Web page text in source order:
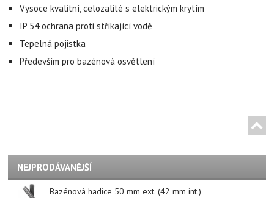
Vysoce kvalitní, celozalité s elektrickým krytím
IP 54 ochrana proti stříkající vodě
Tepelná pojistka
Především pro bazénová osvětlení
NEJPRODÁVANĚJŠÍ
Bazénová hadice 50 mm ext. (42 mm int.)